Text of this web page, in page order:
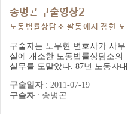
송병곤 구술영상2
노동법률상담소 활동에서 접한 노
무현 변호사의 면모
구술자는 노무현 변호사가 사무
실에 개소한 노동법률상담소의
실무를 도맡았다. 87년 노동자대
를 지원한 노동법률상담소의 역
할은 상당히 컸다고 평가한다.
의, 구술자 자신의 ‘거한’ 환송회
구술일자 : 2011-07-19
구술자 : 송병곤